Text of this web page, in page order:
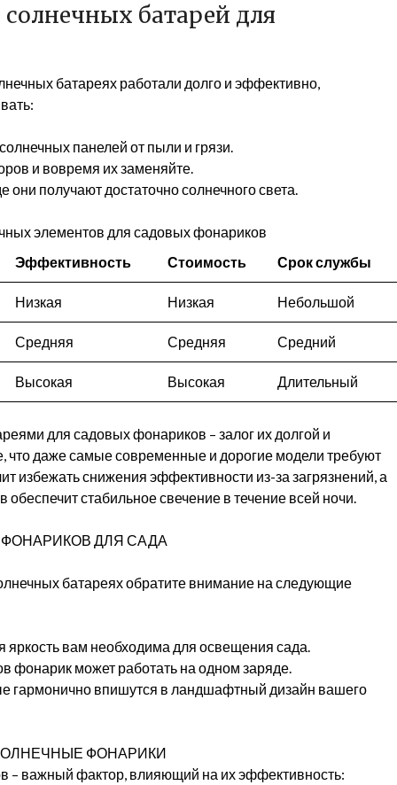
батарей для
батареях работали долго и эффективно,
панелей от пыли и грязи.
и вовремя их заменяйте.
получают достаточно солнечного света.
элементов для садовых фонариков
Эффективность Стоимость Срок службы
Низкая Низкая Небольшой
Средняя Средняя Средний
Высокая Высокая Длительный
для садовых фонариков – залог их долгой и
что даже самые современные и дорогие модели требуют
избежать снижения эффективности из-за загрязнений, а
стабильное свечение в течение всей ночи.
ДЛЯ САДА
батареях обратите внимание на следующие
яркость вам необходима для освещения сада.
фонарик может работать на одном заряде.
гармонично впишутся в ландшафтный дизайн вашего
ФОНАРИКИ
– важный фактор, влияющий на их эффективность: